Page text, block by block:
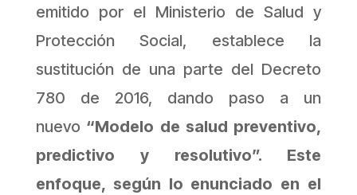
emitido por el Ministerio de Salud y
Protección Social, establece la
sustitución de una parte del Decreto
780 de 2016, dando paso a un
nuevo “Modelo de salud preventivo,
predictivo y resolutivo”. Este
enfoque, según lo enunciado en el